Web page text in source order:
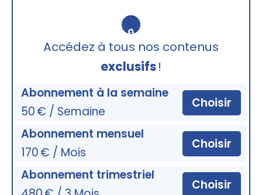
🔒
Accédez à tous nos contenus
exclusifs!
Abonnement à la semaine
50 € / Semaine
Choisir
Abonnement mensuel
170 € / Mois
Choisir
Abonnement trimestriel
Choisir